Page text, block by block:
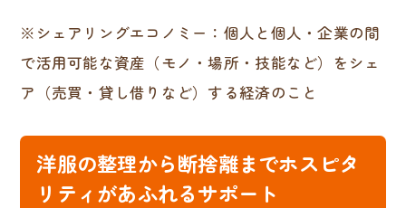
※シェアリングエコノミー：個人と個人・企業の間
で活用可能な資産（モノ・場所・技能など）をシェ
ア（売買・貸し借りなど）する経済のこと
洋服の整理から断捨離までホスピタ
リティがあふれるサポート